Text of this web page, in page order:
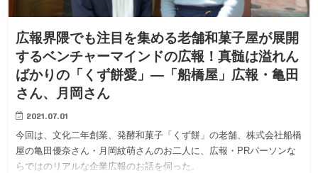
広報界隈でも注目を集める老舗和菓子屋が展開
するベンチャーマインドの広報！真髄は溢れん
ばかりの「くず餅愛」—「船橋屋」広報・亀田
さん、月岡さん
2021.07.01
今回は、文化二年創業、発酵和菓子「くず餅」の老舗、株式会社船橋
屋の亀田優奈さん・月岡紋萌さんのお二人に、広報・PRパーソンな
らではのリアルな企業広報のお話を伺った。